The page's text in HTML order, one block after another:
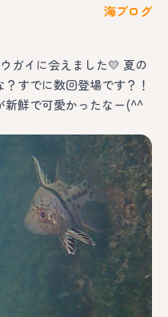
海ブログ
ガイに会えました💛 夏の
すでに数回登場です？！
新鮮で可愛かったなー(^^